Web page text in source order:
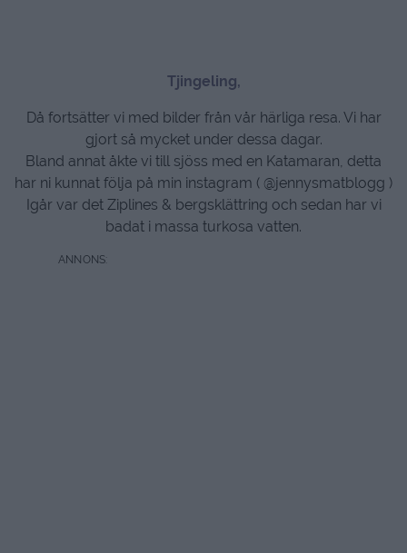
Tjingeling,
Då fortsätter vi med bilder från vår härliga resa. Vi har
gjort så mycket under dessa dagar.
Bland annat åkte vi till sjöss med en Katamaran, detta
har ni kunnat följa på min instagram ( @jennysmatblogg )
Igår var det Ziplines & bergsklättring och sedan har vi
badat i massa turkosa vatten.